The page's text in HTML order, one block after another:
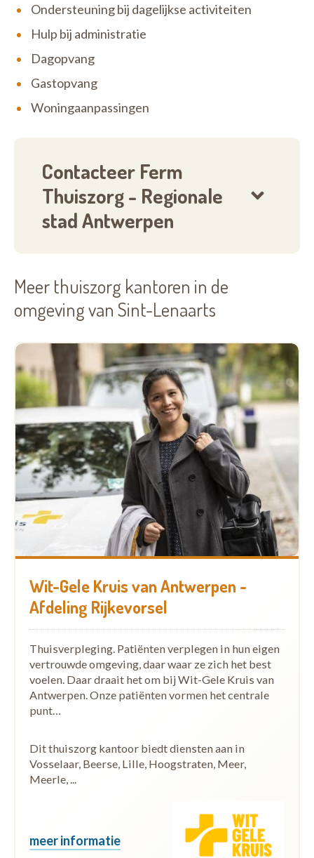
Ondersteuning bij dagelijkse activiteiten
Hulp bij administratie
Dagopvang
Gastopvang
Woningaanpassingen
Contacteer Ferm
Thuiszorg - Regionale
stad Antwerpen
Meer thuiszorg kantoren in de
omgeving van Sint-Lenaarts
Wit-Gele Kruis van Antwerpen -
Afdeling Rijkevorsel
Thuisverpleging. Patiënten verplegen in hun eigen
vertrouwde omgeving, daar waar ze zich het best
voelen. Daar draait het om bij Wit-Gele Kruis van
Antwerpen. Onze patiënten vormen het centrale
punt…
Dit thuiszorg kantoor biedt diensten aan in
Vosselaar, Beerse, Lille, Hoogstraten, Meer,
Meerle, ...
meer informatie